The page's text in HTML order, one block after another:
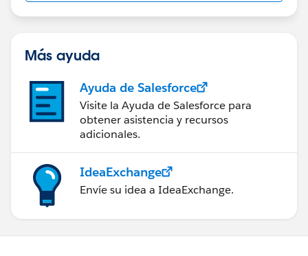
Más ayuda
Ayuda de Salesforce
Visite la Ayuda de Salesforce para
obtener asistencia y recursos
adicionales.
IdeaExchange
Envíe su idea a IdeaExchange.